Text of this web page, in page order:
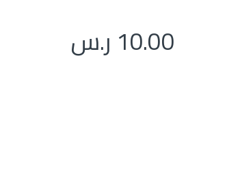
10.00 ر.س